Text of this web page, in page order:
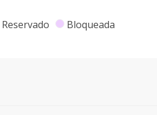
Reservado Bloqueada